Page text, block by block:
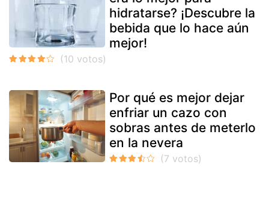
hidratarse? ¡Descubre la
bebida que lo hace aún
mejor!
Por qué es mejor dejar
enfriar un cazo con
sobras antes de meterlo
en la nevera